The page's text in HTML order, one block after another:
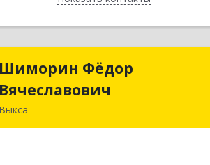
Шиморин Фёдор
Вячеславович
Выкса
Шиморин Фёдор
Вячеславович